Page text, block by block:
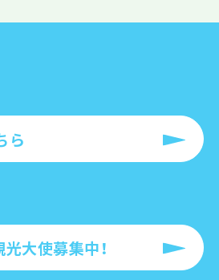
ら
大使募集中！